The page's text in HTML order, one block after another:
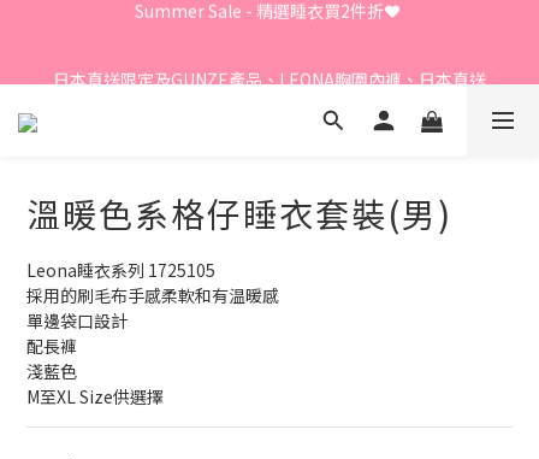
Summer Sale - 精選睡衣買2件折❤️
日本直送限定及GUNZE產品、LEONA胸圍內褲、日本直送
溫暖色系格仔睡衣套裝(男)
Leona睡衣系列 1725105
採用的刷毛布手感柔軟和有温暖感
單邊袋口設計
配長褲
淺藍色
M至XL Size供選擇